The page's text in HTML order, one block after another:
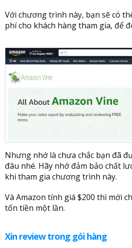
Với chương trình này, bạn sẽ có
phí cho khách hàng tham gia, để
Nhưng nhớ là chưa chắc bạn đã
đâu nhé. Hãy nhớ đảm bảo chất
khi tham gia chương trình này.
Và Amazon tính giá $200 thì mới
tốn tiền một lần.
Xin review trong gói hàng